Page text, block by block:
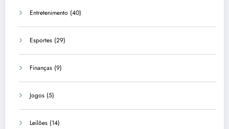
Entretenimento (40)
Esportes (29)
Finanças (9)
Jogos (5)
Leilões (14)